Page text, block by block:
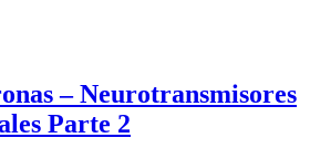
– Neurotransmisores
Parte 2